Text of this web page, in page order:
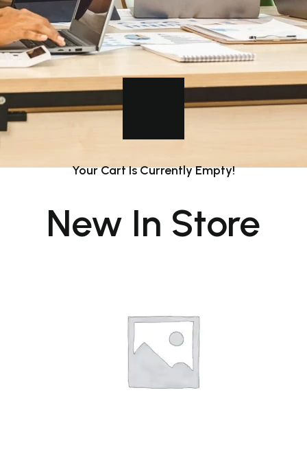
Your Cart Is Currently Empty!
New In Store